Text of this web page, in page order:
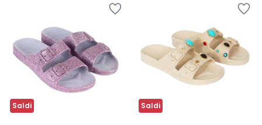
Saldi Saldi